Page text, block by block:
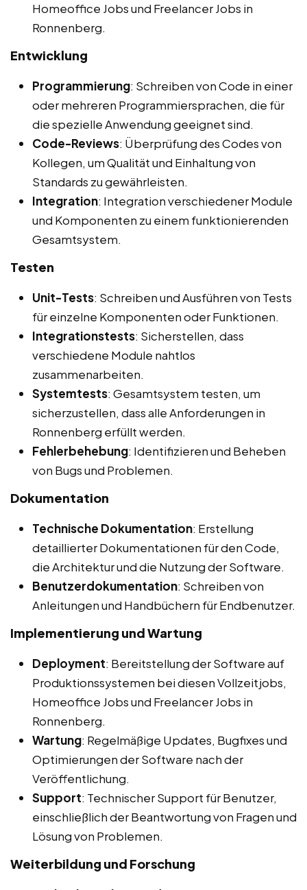
Homeoffice Jobs und Freelancer Jobs in
Ronnenberg.
Entwicklung
Programmierung: Schreiben von Code in einer
oder mehreren Programmiersprachen, die für
die spezielle Anwendung geeignet sind.
Code-Reviews: Überprüfung des Codes von
Kollegen, um Qualität und Einhaltung von
Standards zu gewährleisten.
Integration: Integration verschiedener Module
und Komponenten zu einem funktionierenden
Gesamtsystem.
Testen
Unit-Tests: Schreiben und Ausführen von Tests
für einzelne Komponenten oder Funktionen.
Integrationstests: Sicherstellen, dass
verschiedene Module nahtlos
zusammenarbeiten.
Systemtests: Gesamtsystem testen, um
sicherzustellen, dass alle Anforderungen in
Ronnenberg erfüllt werden.
Fehlerbehebung: Identifizieren und Beheben
von Bugs und Problemen.
Dokumentation
Technische Dokumentation: Erstellung
detaillierter Dokumentationen für den Code,
die Architektur und die Nutzung der Software.
Benutzerdokumentation: Schreiben von
Anleitungen und Handbüchern für Endbenutzer.
Implementierung und Wartung
Deployment: Bereitstellung der Software auf
Produktionssystemen bei diesen Vollzeitjobs,
Homeoffice Jobs und Freelancer Jobs in
Ronnenberg.
Wartung: Regelmäßige Updates, Bugfixes und
Optimierungen der Software nach der
Veröffentlichung.
Support: Technischer Support für Benutzer,
einschließlich der Beantwortung von Fragen und
Lösung von Problemen.
Weiterbildung und Forschung